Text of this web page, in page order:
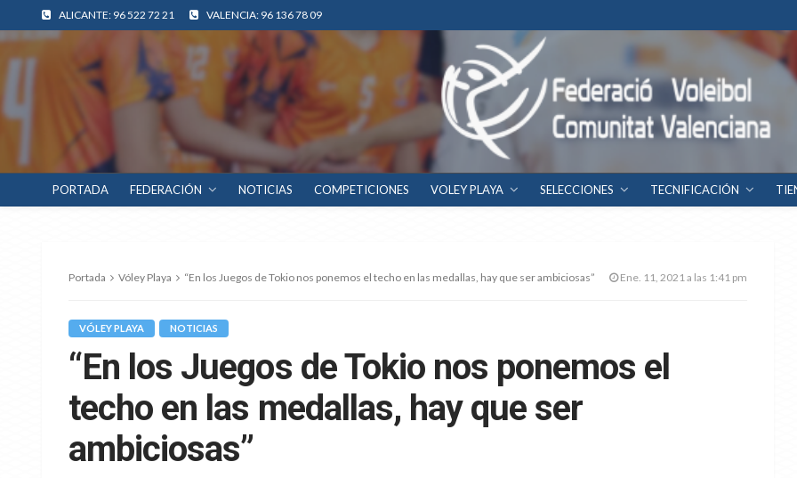
ALICANTE: 96 522 72 21 VALENCIA: 96 136 78 09
PORTADA FEDERACIÓN NOTICIAS COMPETICIONES VOLEY PLAYA SELECCIONES TECNIFICACIÓN
Portada Vóley Playa “En los Juegos de Tokio nos ponemos el techo en las medallas, hay que ser ambiciosas” Ene. 11, 2021 a las 1:41 pm
VÓLEY PLAYA NOTICIAS
“En los Juegos de Tokio nos ponemos el
techo en las medallas, hay que ser
ambiciosas”